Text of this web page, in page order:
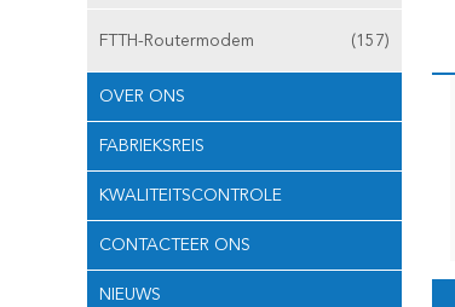
FTTH-Routermodem (157)
OVER ONS
FABRIEKSREIS
KWALITEITSCONTROLE
CONTACTEER ONS
NIEUWS